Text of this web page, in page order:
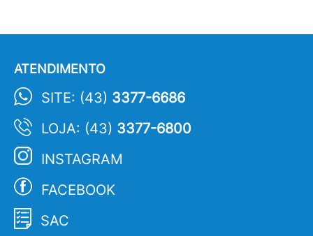
ATENDIMENTO
SITE: (43) 3377-6686
LOJA: (43) 3377-6800
INSTAGRAM
FACEBOOK
SAC